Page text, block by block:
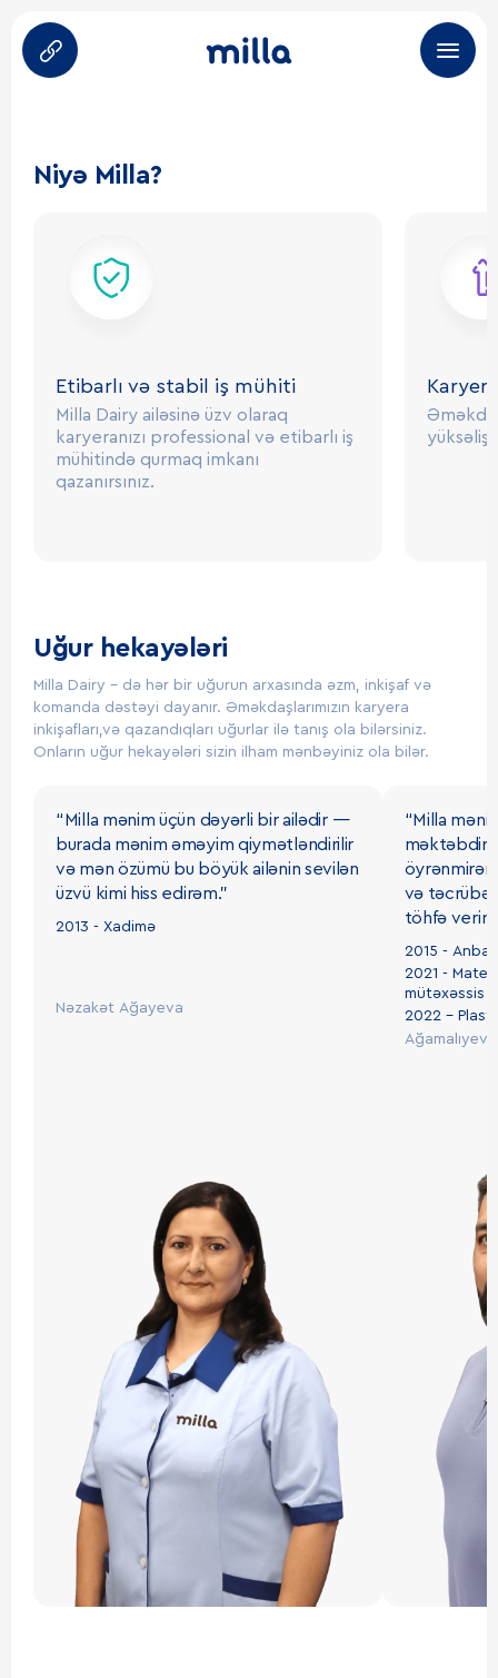
Məhsullar
Brendlər
HoReCa
qoşul və öz uğur yolunda bizimlə birgə addımla.
Niyə Milla?
Etibarlı və stabil iş mühiti
Milla Dairy ailəsinə üzv olaraq
karyeranızı professional və etibarlı iş
mühitində qurmaq imkanı
qazanırsınız.
yüksəlişi
Uğur hekayələri
Milla Dairy – də hər bir uğurun arxasında əzm, inkişaf və
komanda dəstəyi dayanır. Əməkdaşlarımızın karyera
inkişafları,və qazandıqları uğurlar ilə tanış ola bilərsiniz.
Onların uğur hekayələri sizin ilham mənbəyiniz ola bilər.
“Milla mənim üçün dəyərli bir ailədir —
burada mənim əməyim qiymətləndirilir
və mən özümü bu böyük ailənin sevilən
üzvü kimi hiss edirəm.”
2013 - Xadimə
Nəzakət Ağayeva
“Milla
məktəbdir
və təcrübə
töhfə
2015 -
2021 -
mütəxəssis
2022 –
Ağamalıyev